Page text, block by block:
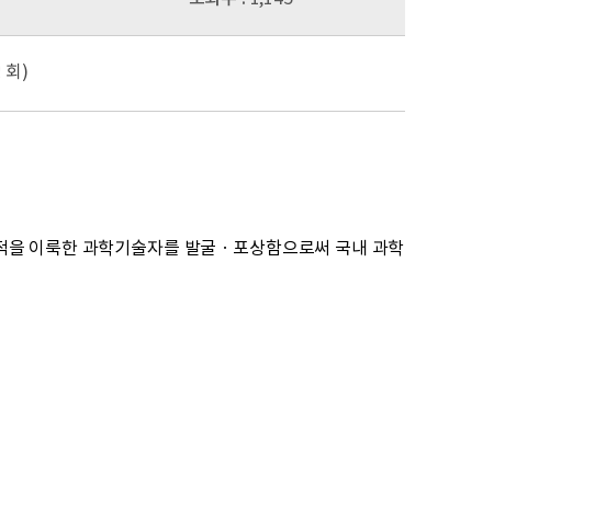
)
이룩한 과학기술자를 발굴ㆍ포상함으로써 국내 과학